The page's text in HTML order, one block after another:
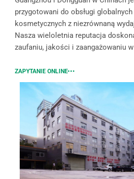
przygotowani do obsługi
kosmetycznych z niezrównaną
Nasza wieloletnia reputacja
zaufaniu, jakości i zaangażowaniu
ZAPYTANIE ONLINE